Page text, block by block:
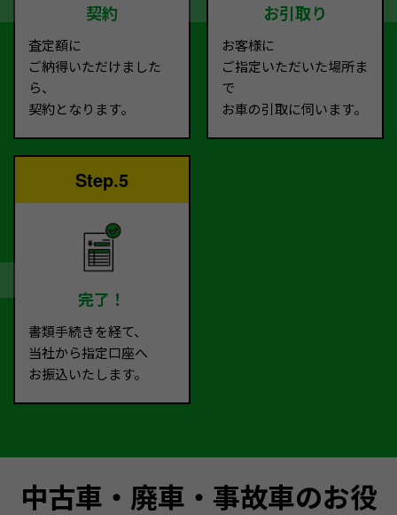
契約
査定額に
ご納得いただけました
ら、
契約となります。
お引取り
お客様に
ご指定いただいた場所ま
で
お車の引取に伺います。
Step.5
完了！
書類手続きを経て、
当社から指定口座へ
お振込いたします。
中古車・廃車・事故車のお役